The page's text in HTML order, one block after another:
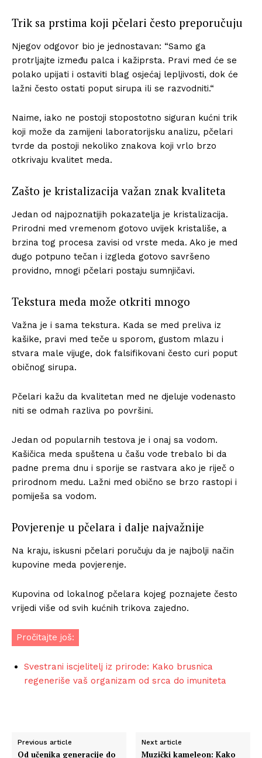
Trik sa prstima koji pčelari često preporučuju
Njegov odgovor bio je jednostavan: “Samo ga
protrljajte između palca i kažiprsta. Pravi med će se
polako upijati i ostaviti blag osjećaj lepljivosti, dok će
lažni često ostati poput sirupa ili se razvodniti.“
Naime, iako ne postoji stopostotno siguran kućni trik
koji može da zamijeni laboratorijsku analizu, pčelari
tvrde da postoji nekoliko znakova koji vrlo brzo
otkrivaju kvalitet meda.
Zašto je kristalizacija važan znak kvaliteta
Jedan od najpoznatijih pokazatelja je kristalizacija.
Prirodni med vremenom gotovo uvijek kristališe, a
brzina tog procesa zavisi od vrste meda. Ako je med
dugo potpuno tečan i izgleda gotovo savršeno
providno, mnogi pčelari postaju sumnjičavi.
Tekstura meda može otkriti mnogo
Važna je i sama tekstura. Kada se med preliva iz
kašike, pravi med teče u sporom, gustom mlazu i
stvara male vijuge, dok falsifikovani često curi poput
običnog sirupa.
Pčelari kažu da kvalitetan med ne djeluje vodenasto
niti se odmah razliva po površini.
Jedan od popularnih testova je i onaj sa vodom.
Kašičica meda spuštena u čašu vode trebalo bi da
padne prema dnu i sporije se rastvara ako je riječ o
prirodnom medu. Lažni med obično se brzo rastopi i
pomiješa sa vodom.
Povjerenje u pčelara i dalje najvažnije
Na kraju, iskusni pčelari poručuju da je najbolji način
kupovine meda povjerenje.
Kupovina od lokalnog pčelara kojeg poznajete često
vrijedi više od svih kućnih trikova zajedno.
Pročitajte još:
Svestrani iscjelitelj iz prirode: Kako brusnica
regeneriše vaš organizam od srca do imuniteta
Previous article
Od učenika generacije do
Next article
Muzički kameleon: Kako